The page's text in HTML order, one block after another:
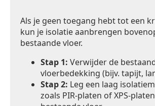
Als je geen toegang hebt tot een
kun je isolatie aanbrengen
bestaande vloer.
Stap 1: Verwijder de
vloerbedekking (bijv. tapijt,
Stap 2: Leg een laag
zoals PIR-platen of XPS-